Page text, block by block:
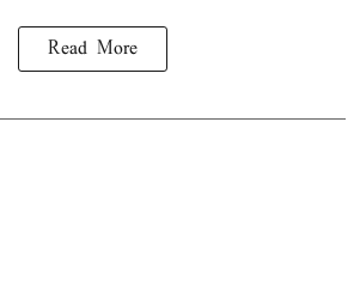
Read More